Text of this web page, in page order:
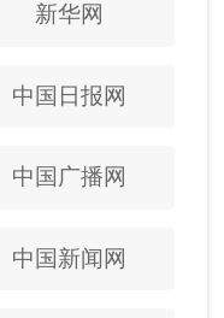
新华网
中国日报网
中国广播网
中国新闻网